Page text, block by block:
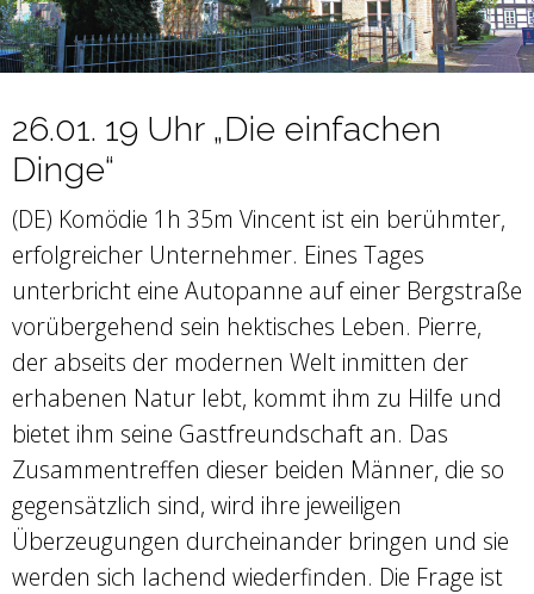
26.01. 19 Uhr „Die einfachen
Dinge“
(DE) Komödie 1h 35m Vincent ist ein berühmter,
erfolgreicher Unternehmer. Eines Tages
unterbricht eine Autopanne auf einer Bergstraße
vorübergehend sein hektisches Leben. Pierre,
der abseits der modernen Welt inmitten der
erhabenen Natur lebt, kommt ihm zu Hilfe und
bietet ihm seine Gastfreundschaft an. Das
Zusammentreffen dieser beiden Männer, die so
gegensätzlich sind, wird ihre jeweiligen
Überzeugungen durcheinander bringen und sie
werden sich lachend wiederfinden. Die Frage ist